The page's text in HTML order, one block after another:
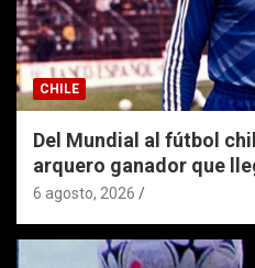
CHILE
Del Mundial al fútbol
arquero ganador que
6 agosto, 2026